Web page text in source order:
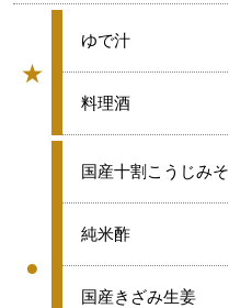
★
グループ
★
ゆで汁
★
料理酒
●
グループ
●
国産十割こうじみそ
●
純米酢
●
国産きざみ生姜